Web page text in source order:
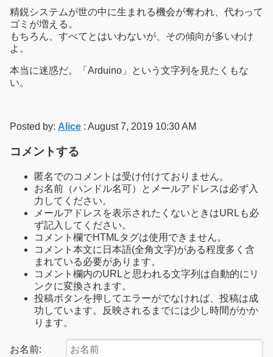
精鋭システムが世の中に生まれる機会が奪われ、代わって
ゴミが増える。
もちろん、すべてとはいわないが、その傾向が多いわけ
よ。
本当に迷惑だ。「Arduino」という文字列を見たくもな
い。
Posted by: Alice : August 7, 2019 10:30 AM
コメントする
匿名でのコメントは受け付けておりません。
お名前（ハンドル名可）とメールアドレスは必ず入
力してください。
メールアドレスを表示されたくないときはURLも必
ず記入してください。
コメント欄でHTMLタグは使用できません。
コメント本文に日本語(全角文字)がある程度多く含
まれている必要があります。
コメント欄内のURLと思われる文字列は自動的にリ
ンクに変換されます。
投稿ボタンを押してエラーがでなければ、投稿は成
功しています。反映されるまでには少し時間がかか
ります。
お名前: